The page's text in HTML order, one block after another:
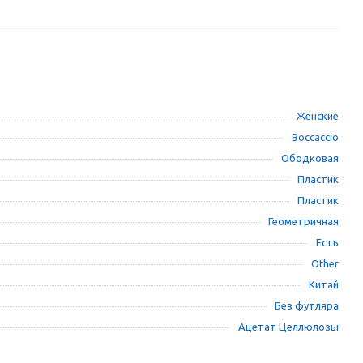
Женские
Boccaccio
Ободковая
Пластик
Пластик
Геометричная
Есть
Other
Китай
Без футляра
Ацетат Целлюлозы